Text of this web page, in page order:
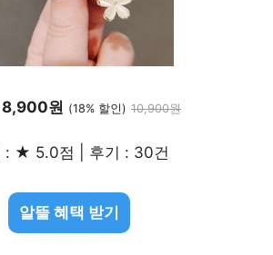
8,900원 (18% 할인) 10,900원
: ★ 5.0점 | 후기 : 30건
알뜰 혜택 받기